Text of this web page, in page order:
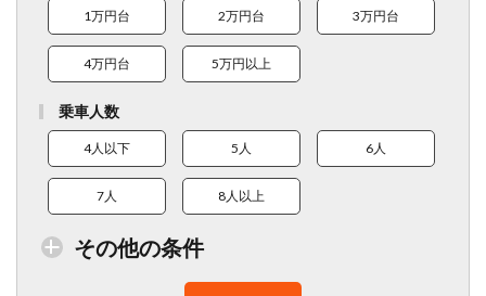
1万円台 2万円台 3万円台
4万円台 5万円以上
乗車人数
4人以下 5人 6人
7人 8人以上
その他の条件